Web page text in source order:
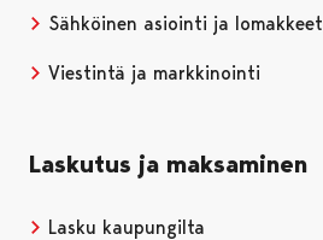
Sähköinen asiointi ja lomakkeet
Viestintä ja markkinointi
Laskutus ja maksaminen
Lasku kaupungilta